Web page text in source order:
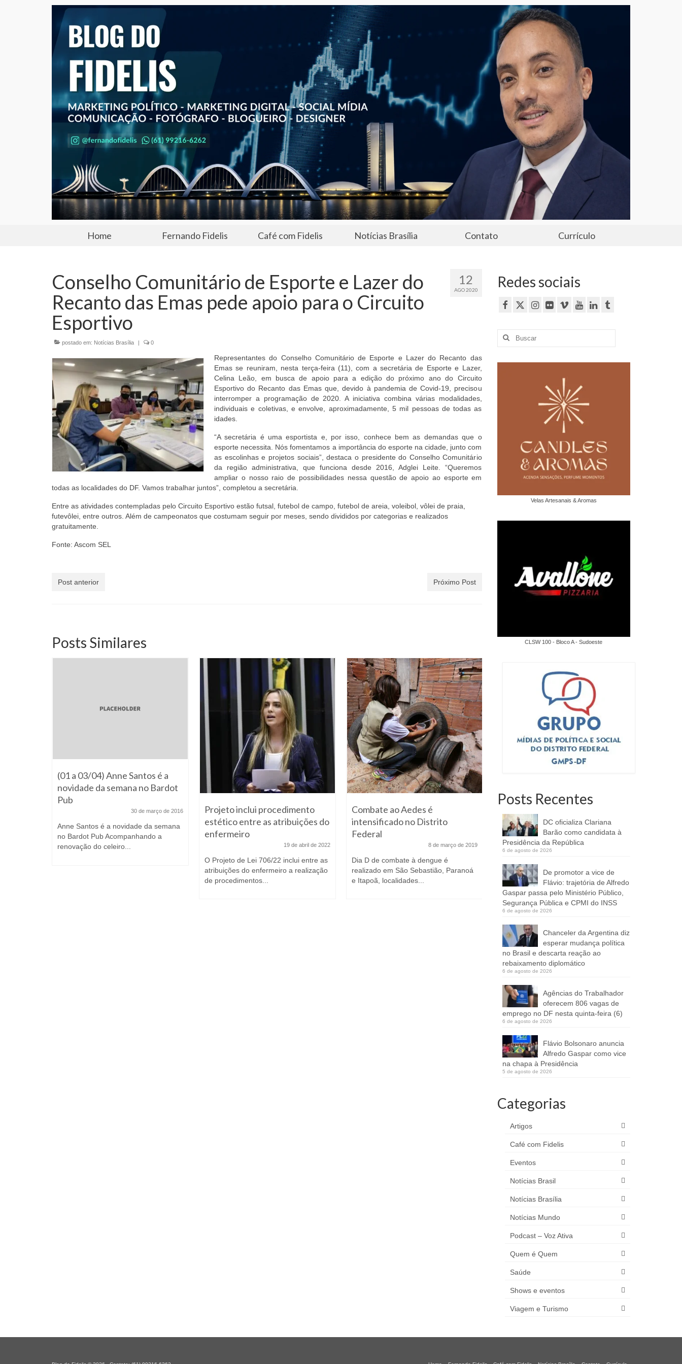
Home Fernando Fidelis Café com Fidelis Notícias Brasília Contato Currículo
12
AGO 2020
Conselho Comunitário de Esporte e Lazer do
Recanto das Emas pede apoio para o Circuito
Esportivo
postado em: Notícias Brasília | 0
Representantes do Conselho Comunitário de Esporte e Lazer do Recanto das
Emas se reuniram, nesta terça-feira (11), com a secretária de Esporte e Lazer,
Celina Leão, em busca de apoio para a edição do próximo ano do Circuito
Esportivo do Recanto das Emas que, devido à pandemia de Covid-19, precisou
interromper a programação de 2020. A iniciativa combina várias modalidades,
individuais e coletivas, e envolve, aproximadamente, 5 mil pessoas de todas as
idades.
“A secretária é uma esportista e, por isso, conhece bem as demandas que o
esporte necessita. Nós fomentamos a importância do esporte na cidade, junto com
as escolinhas e projetos sociais”, destaca o presidente do Conselho Comunitário
da região administrativa, que funciona desde 2016, Adglei Leite. “Queremos
ampliar o nosso raio de possibilidades nessa questão de apoio ao esporte em
todas as localidades do DF. Vamos trabalhar juntos”, completou a secretária.
Entre as atividades contempladas pelo Circuito Esportivo estão futsal, futebol de campo, futebol de areia, voleibol, vôlei de praia,
futevôlei, entre outros. Além de campeonatos que costumam seguir por meses, sendo divididos por categorias e realizados
gratuitamente.
Fonte: Ascom SEL
Post anterior Próximo Post
Posts Similares
(01 a 03/04) Anne Santos é a
novidade da semana no Bardot
Pub
30 de março de 2016
Anne Santos é a novidade da semana
no Bardot Pub Acompanhando a
renovação do celeiro...
Projeto inclui procedimento
estético entre as atribuições do
enfermeiro
19 de abril de 2022
O Projeto de Lei 706/22 inclui entre as
atribuições do enfermeiro a realização
de procedimentos...
Combate ao Aedes é
intensificado no Distrito
Federal
8 de março de 2019
Dia D de combate à dengue é
realizado em São Sebastião, Paranoá
e Itapoã, localidades...
emergência serão punidos com
multa
17 de abril de 2023
responsáveis por falsas demandas nas
centrais de atendimento de...
Redes sociais
Buscar
Velas Artesanais & Aromas
CLSW 100 - Bloco A - Sudoeste
Posts Recentes
DC oficializa Clariana
Barão como candidata à
Presidência da República
6 de agosto de 2026
De promotor a vice de
Flávio: trajetória de Alfredo
Gaspar passa pelo Ministério Público,
Segurança Pública e CPMI do INSS
6 de agosto de 2026
Chanceler da Argentina diz
esperar mudança política
no Brasil e descarta reação ao
rebaixamento diplomático
6 de agosto de 2026
Agências do Trabalhador
oferecem 806 vagas de
emprego no DF nesta quinta-feira (6)
6 de agosto de 2026
Flávio Bolsonaro anuncia
Alfredo Gaspar como vice
na chapa à Presidência
5 de agosto de 2026
Categorias
Artigos
Café com Fidelis
Eventos
Notícias Brasil
Notícias Brasília
Notícias Mundo
Podcast – Voz Ativa
Quem é Quem
Saúde
Shows e eventos
Viagem e Turismo